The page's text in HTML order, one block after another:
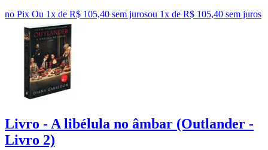
no Pix Ou 1x de R$ 105,40 sem jurosou 1x de R$ 105,40 sem juros
Livro - A libélula no âmbar (Outlander -
Livro 2)